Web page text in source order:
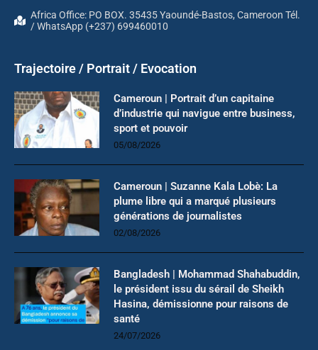
Africa Office: PO BOX. 35435 Yaoundé-Bastos, Cameroon Tél.
/ WhatsApp (+237) 699460010
Trajectoire / Portrait / Evocation
Cameroun | Portrait d’un capitaine
d’industrie qui navigue entre business,
sport et pouvoir
05/08/2026
Cameroun | Suzanne Kala Lobè: La
plume libre qui a marqué plusieurs
générations de journalistes
02/08/2026
Bangladesh | Mohammad Shahabuddin,
le président issu du sérail de Sheikh
Hasina, démissionne pour raisons de
santé
24/07/2026